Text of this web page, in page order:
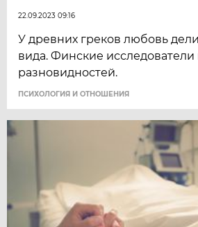
22.09.2023 09:16
У древних греков любовь
вида. Финские исследователи
разновидностей.
ПСИХОЛОГИЯ И ОТНОШЕНИЯ